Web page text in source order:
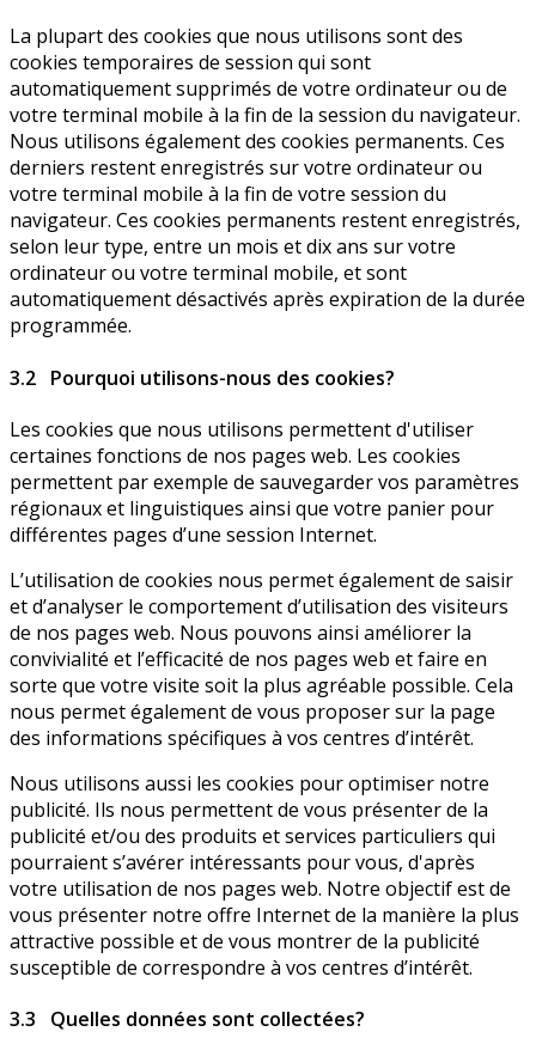
La plupart des cookies que nous utilisons sont des
cookies temporaires de session qui sont
automatiquement supprimés de votre ordinateur ou de
votre terminal mobile à la fin de la session du navigateur.
Nous utilisons également des cookies permanents. Ces
derniers restent enregistrés sur votre ordinateur ou
votre terminal mobile à la fin de votre session du
navigateur. Ces cookies permanents restent enregistrés,
selon leur type, entre un mois et dix ans sur votre
ordinateur ou votre terminal mobile, et sont
automatiquement désactivés après expiration de la durée
programmée.
3.2 Pourquoi utilisons-nous des cookies?
Les cookies que nous utilisons permettent d'utiliser
certaines fonctions de nos pages web. Les cookies
permettent par exemple de sauvegarder vos paramètres
régionaux et linguistiques ainsi que votre panier pour
différentes pages d’une session Internet.
L’utilisation de cookies nous permet également de saisir
et d’analyser le comportement d’utilisation des visiteurs
de nos pages web. Nous pouvons ainsi améliorer la
convivialité et l’efficacité de nos pages web et faire en
sorte que votre visite soit la plus agréable possible. Cela
nous permet également de vous proposer sur la page
des informations spécifiques à vos centres d’intérêt.
Nous utilisons aussi les cookies pour optimiser notre
publicité. Ils nous permettent de vous présenter de la
publicité et/ou des produits et services particuliers qui
pourraient s’avérer intéressants pour vous, d'après
votre utilisation de nos pages web. Notre objectif est de
vous présenter notre offre Internet de la manière la plus
attractive possible et de vous montrer de la publicité
susceptible de correspondre à vos centres d’intérêt.
3.3 Quelles données sont collectées?